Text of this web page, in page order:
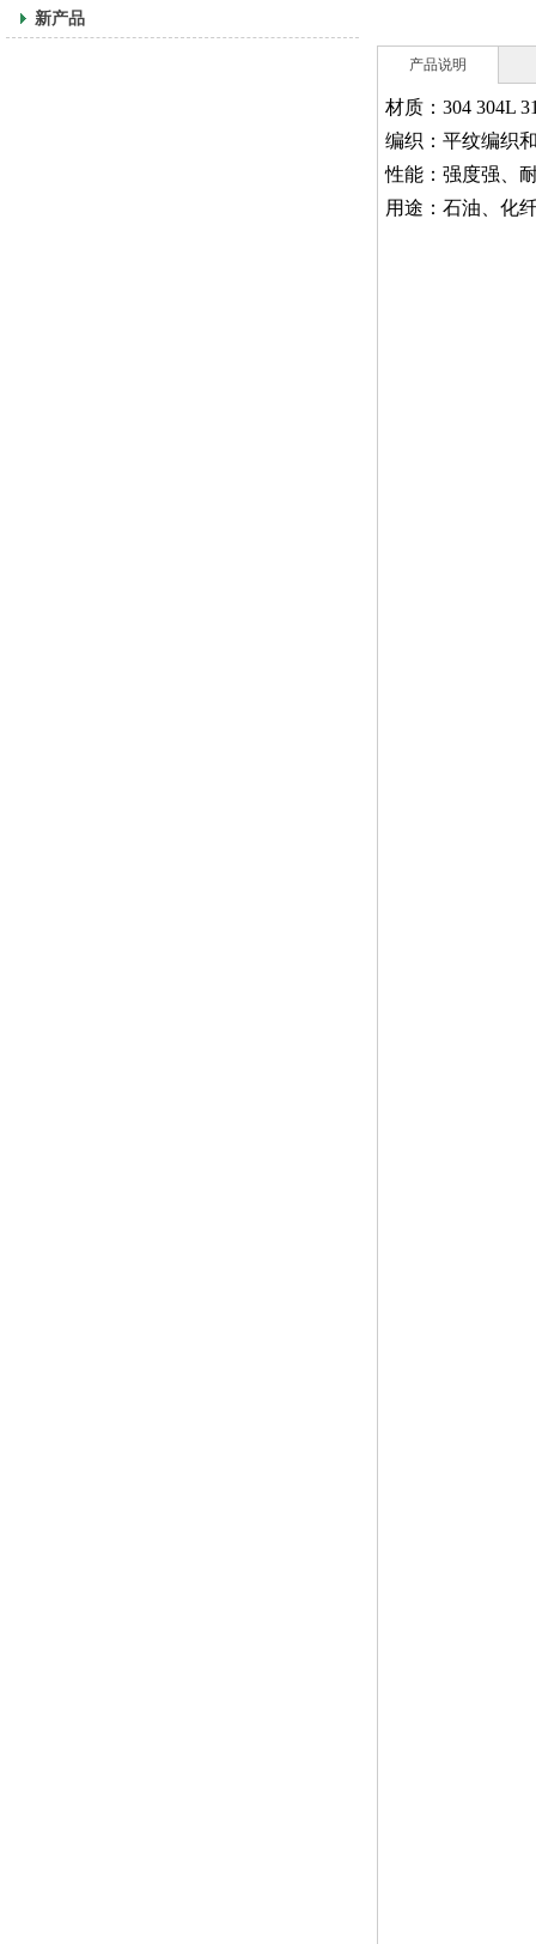
新产品
产品说明
材质：304 304L
编织：平纹编织
性能：强度强、
用途：石油、化